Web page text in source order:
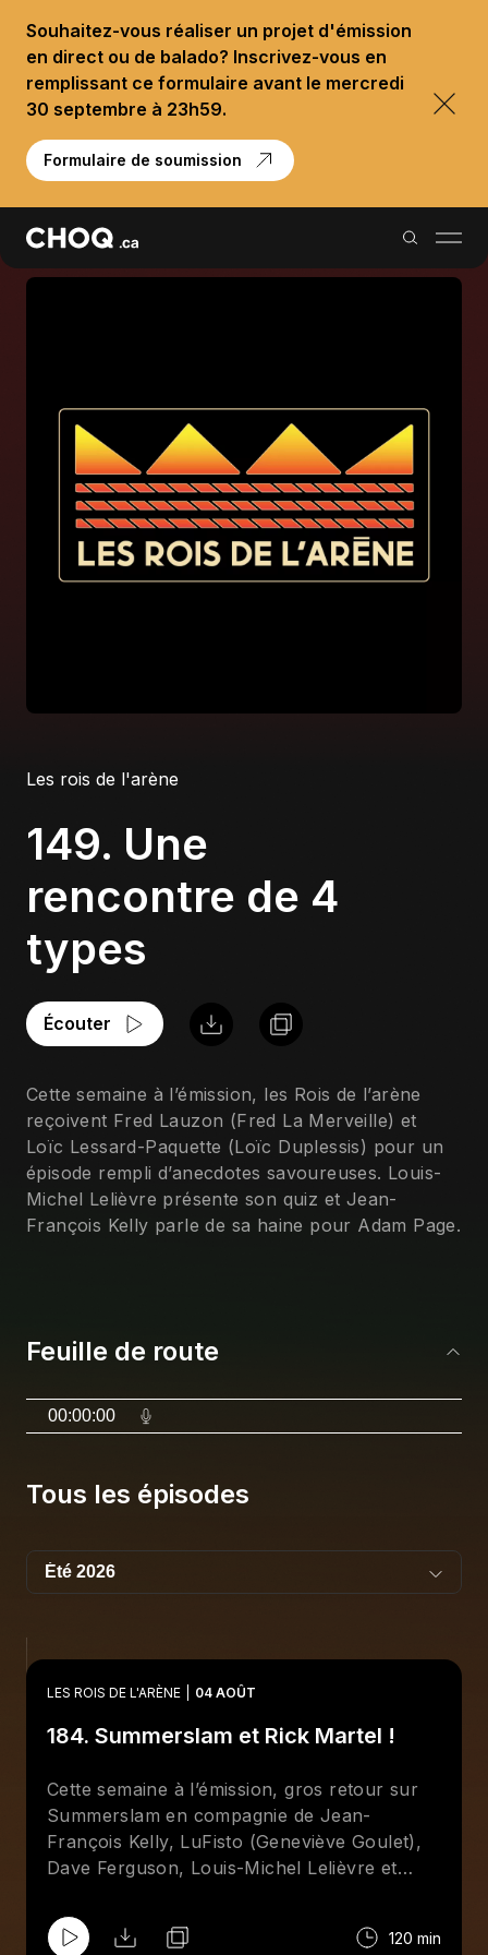
Souhaitez-vous réaliser un projet d'émission
en direct ou de balado? Inscrivez-vous en
remplissant ce formulaire avant le mercredi
30 septembre à 23h59.
Formulaire de soumission
Palmarès
À propos
S'impliquer
Location studio
Les rois de l'arène
149. Une
rencontre de 4
types
Écouter
Cette semaine à l’émission, les Rois de l’arène
reçoivent Fred Lauzon (Fred La Merveille) et
Loïc Lessard-Paquette (Loïc Duplessis) pour un
épisode rempli d’anecdotes savoureuses. Louis-
Michel Lelièvre présente son quiz et Jean-
François Kelly parle de sa haine pour Adam Page.
Feuille de route
00:00:00
Tous les épisodes
LES ROIS DE L'ARÈNE 04 AOÛT
184. Summerslam et Rick Martel !
Cette semaine à l’émission, gros retour sur
Summerslam en compagnie de Jean-
François Kelly, LuFisto (Geneviève Goulet),
Dave Ferguson, Louis-Michel Lelièvre et
présent à Minneapolis en compagnie de Rick
Martel. Aussi, entrevue avec le lutteur 120 min